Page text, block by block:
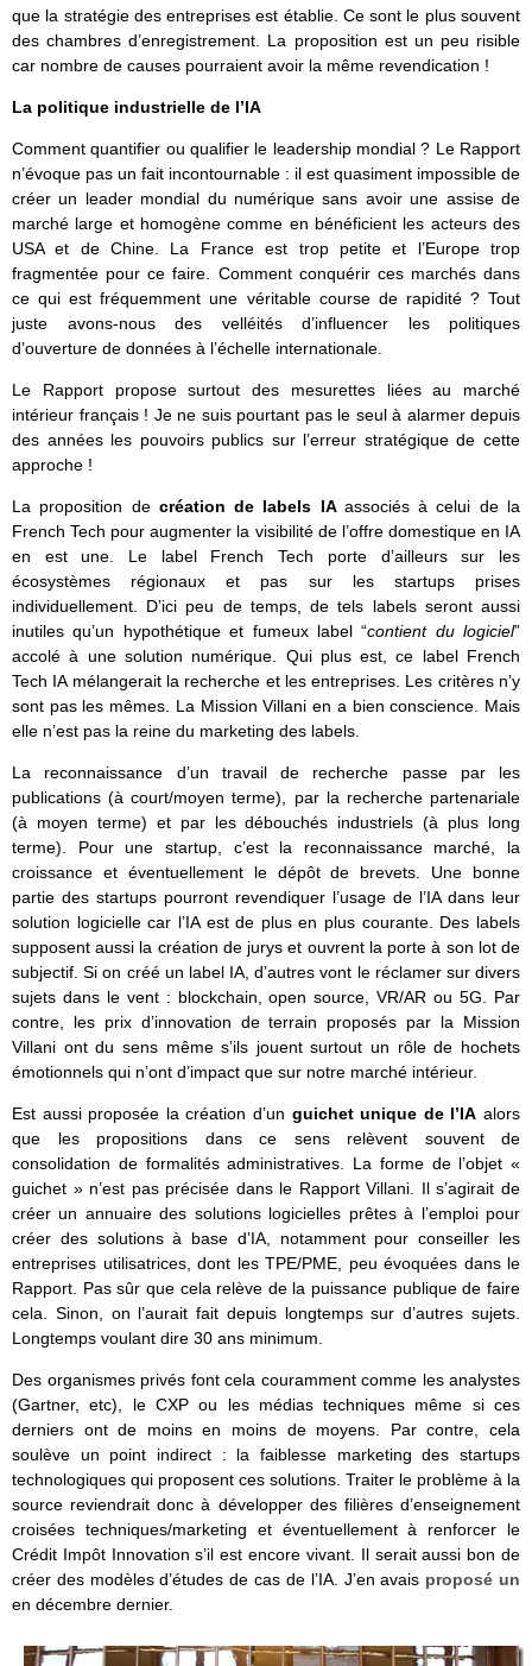
que la stratégie des entreprises est établie. Ce sont le plus souvent
des chambres d’enregistrement. La proposition est un peu risible
car nombre de causes pourraient avoir la même revendication !
La politique industrielle de l’IA
Comment quantifier ou qualifier le leadership mondial ? Le Rapport
n’évoque pas un fait incontournable : il est quasiment impossible de
créer un leader mondial du numérique sans avoir une assise de
marché large et homogène comme en bénéficient les acteurs des
USA et de Chine. La France est trop petite et l’Europe trop
fragmentée pour ce faire. Comment conquérir ces marchés dans
ce qui est fréquemment une véritable course de rapidité ? Tout
juste avons-nous des velléités d’influencer les politiques
d’ouverture de données à l’échelle internationale.
Le Rapport propose surtout des mesurettes liées au marché
intérieur français ! Je ne suis pourtant pas le seul à alarmer depuis
des années les pouvoirs publics sur l’erreur stratégique de cette
approche !
La proposition de création de labels IA associés à celui de la
French Tech pour augmenter la visibilité de l’offre domestique en IA
en est une. Le label French Tech porte d’ailleurs sur les
écosystèmes régionaux et pas sur les startups prises
individuellement. D’ici peu de temps, de tels labels seront aussi
inutiles qu’un hypothétique et fumeux label “contient du logiciel”
accolé à une solution numérique. Qui plus est, ce label French
Tech IA mélangerait la recherche et les entreprises. Les critères n’y
sont pas les mêmes. La Mission Villani en a bien conscience. Mais
elle n’est pas la reine du marketing des labels.
La reconnaissance d’un travail de recherche passe par les
publications (à court/moyen terme), par la recherche partenariale
(à moyen terme) et par les débouchés industriels (à plus long
terme). Pour une startup, c’est la reconnaissance marché, la
croissance et éventuellement le dépôt de brevets. Une bonne
partie des startups pourront revendiquer l’usage de l’IA dans leur
solution logicielle car l’IA est de plus en plus courante. Des labels
supposent aussi la création de jurys et ouvrent la porte à son lot de
subjectif. Si on créé un label IA, d’autres vont le réclamer sur divers
sujets dans le vent : blockchain, open source, VR/AR ou 5G. Par
contre, les prix d’innovation de terrain proposés par la Mission
Villani ont du sens même s’ils jouent surtout un rôle de hochets
émotionnels qui n’ont d’impact que sur notre marché intérieur.
Est aussi proposée la création d’un guichet unique de l’IA alors
que les propositions dans ce sens relèvent souvent de
consolidation de formalités administratives. La forme de l’objet «
guichet » n’est pas précisée dans le Rapport Villani. Il s’agirait de
créer un annuaire des solutions logicielles prêtes à l’emploi pour
créer des solutions à base d’IA, notamment pour conseiller les
entreprises utilisatrices, dont les TPE/PME, peu évoquées dans le
Rapport. Pas sûr que cela relève de la puissance publique de faire
cela. Sinon, on l’aurait fait depuis longtemps sur d’autres sujets.
Longtemps voulant dire 30 ans minimum.
Des organismes privés font cela couramment comme les analystes
(Gartner, etc), le CXP ou les médias techniques même si ces
derniers ont de moins en moins de moyens. Par contre, cela
soulève un point indirect : la faiblesse marketing des startups
technologiques qui proposent ces solutions. Traiter le problème à la
source reviendrait donc à développer des filières d’enseignement
croisées techniques/marketing et éventuellement à renforcer le
Crédit Impôt Innovation s’il est encore vivant. Il serait aussi bon de
créer des modèles d’études de cas de l’IA. J’en avais proposé un
en décembre dernier.